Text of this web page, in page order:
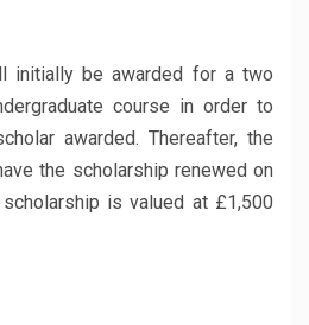
initially be awarded for a two
course in order to
awarded. Thereafter, the
the scholarship renewed on
is valued at £1,500